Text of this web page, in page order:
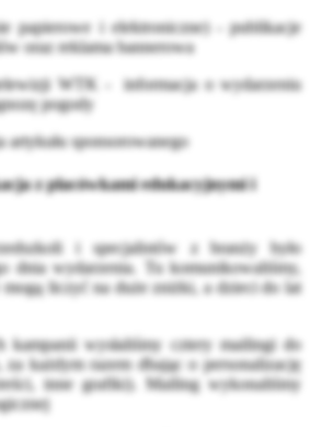
papierowe i elektroniczne) - publikacje
oraz reklama bannerowa
WTK - informacja o wydarzeniu
pogody
artykułu sponsorowanego
z placówkami edukacyjnymi i
i specjalistów z branży było
dnia wydarzenia. Tu komunikowaliśmy,
liczyć na duże zniżki, a dzieci do lat
kampanii wysłaliśmy cztery mailingi do
każdym razem dbając o personalizację
inne grafiki). Mailing wykonaliśmy